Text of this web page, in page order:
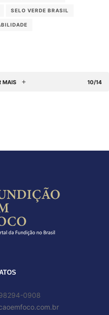
SELO VERDE BRASIL
MAIS 10/14
0908